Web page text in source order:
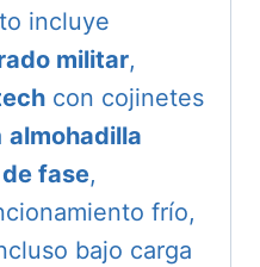
incluye
militar,
con cojinetes
almohadilla
fase,
frío,
bajo carga